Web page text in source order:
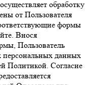
обработку
от Пользователя
формы
Внося
Пользователь
персональных данных
Политикой. Согласие